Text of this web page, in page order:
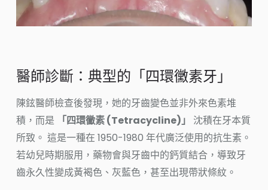
醫師診斷：典型的「四環黴素牙」
陳鉉醫師檢查後發現，她的牙齒變色並非外來色素堆
積，而是
「四環黴素 (Tetracycline)」
沈積在牙本質
所致。 這是一種在 1950-1980 年代廣泛使用的抗生素。
若幼兒時期服用，藥物會與牙齒中的鈣質結合，導致牙
齒永久性變成黃褐色、灰藍色，甚至出現帶狀條紋。